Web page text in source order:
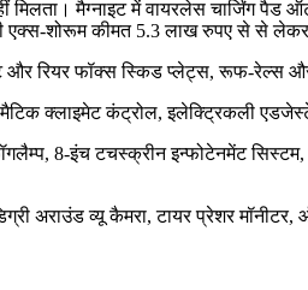
मैग्नाइट में वायरलेस चार्जिंग पैड
एक्स-शोरूम कीमत 5.3 लाख रुपए से से
रियर फॉक्स स्किड प्लेट्स, रूफ-रेल्स और
क्लाइमेट कंट्रोल, इलेक्ट्रिकली
8-इंच टचस्क्रीन इन्फोटेनमेंट
अराउंड व्यू कैमरा, टायर प्रेशर